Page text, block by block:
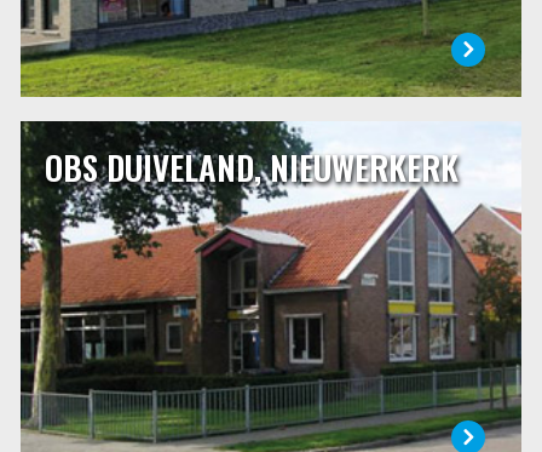
OBS DUIVELAND, NIEUWERKERK
OBS DUIVELAND, NIEUWERKERK
OBS Duiveland is de openbare basisschool in
Nieuwerkerk. Met respect voor de dorpscultuur werkt de
school samen met de andere school en de verenigingen en
stichtingen die in het dorp aanwezig zijn. De school wordt
bezocht door kinderen uit Nieuwerkerk en door kinderen
uit de omringende dorpen, Ouwerkerk, Sirjansland en
Oosterland.
LEES MEER